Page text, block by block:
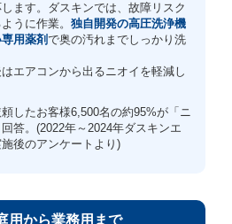
ます。ダスキンでは、故障リスク
うに作業。 独自開発の高圧洗浄機
用薬剤で奥の汚れまでしっかり洗
エアコンから出るニオイを軽減し
したお客様6,500名の約95%が「ニ
答。(2022年～2024年ダスキンエ
後のアンケートより)
用から業務用まで